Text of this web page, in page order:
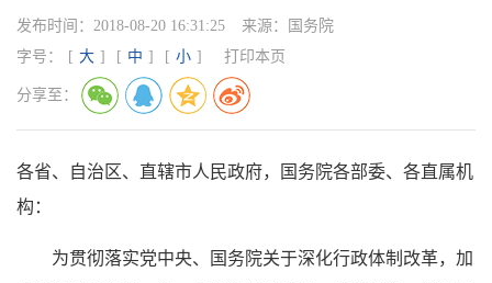
发布时间： 2018-08-20 16:31:25 来源：
国务院
字号：
[ 大 ] [ 中 ] [ 小 ] 打印本页
分享至：
各省、自治区、直辖市人民政府，国务院各部委、各直属机
构：
为贯彻落实党中央、国务院关于深化行政体制改革，加